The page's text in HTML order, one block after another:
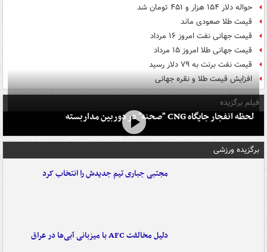
حواله دلار ۱۵۴ هزار و ۴۵۱ تومان شد
قیمت طلا صعودی ماند
قیمت جهانی نفت امروز ۱۶ مرداد
قیمت جهانی طلا امروز ۱۵ مرداد
قیمت نفت برنت به ۷۹ دلار رسید
افزایش قیمت طلا و نقره جهانی
فیلم برگزیده
لحظه انفجار جایگاه CNG "صحنه" در دوربین مداربسته
برگزیده ورزشی
مجتبی جباری تیم جدیدش را انتخاب کرد
دلیل مخالفت AFC با میزبانی آبی‌ها در عراق